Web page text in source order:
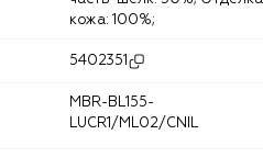
кожа: 100%;
5402351
MBR-BL155-
LUCR1/ML02/CNIL